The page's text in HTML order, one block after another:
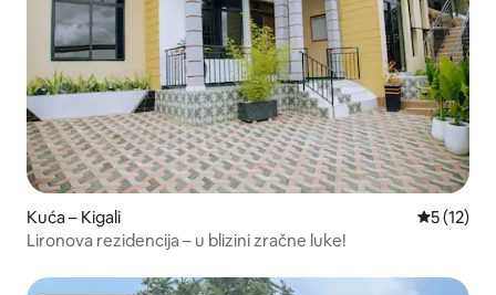
Kuća – Kigali Prosječna
5 (12)
Lironova rezidencija – u blizini zračne luke!